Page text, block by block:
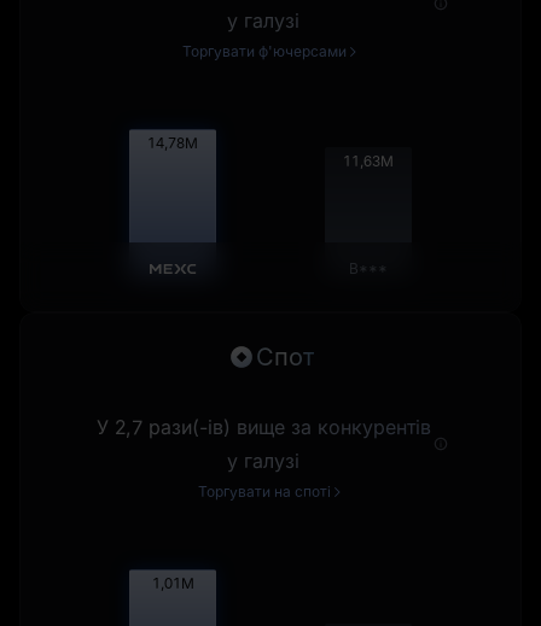
у галузі
Торгувати ф'ючерсами
14,80M
11,64M
B***
Спот
У 2,7 рази(-ів) вище за конкурентів
у галузі
Торгувати на споті
1,01 M